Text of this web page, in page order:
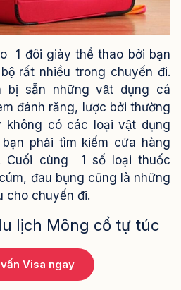
1 đôi giày thể thao bởi bạn
rất nhiều trong chuyến đi.
bị sẵn những vật dụng cá
đánh răng, lược bởi thường
không có các loại vật dụng
phải tìm kiếm cửa hàng
Cuối cùng 1 số loại thuốc
đau bụng cũng là những
cho chuyến đi.
lịch Mông cổ tự túc
Visa ngay